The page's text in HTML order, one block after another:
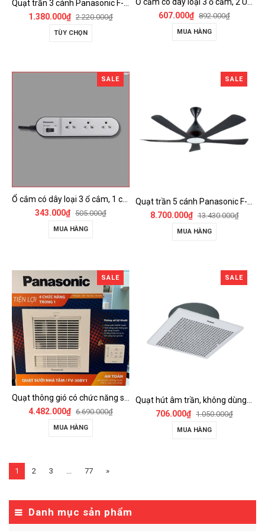
Quạt trần 3 cánh Panasonic F-60FV2
1.380.000₫ 2.220.000₫
TÙY CHỌN
607.000₫ 892.000₫
MUA HÀNG
SALE
343.000₫ 505.000₫
MUA HÀNG
SALE
Quạt trần 5 cánh Panasonic F-60DGN có đèn LED và kết nối Wireless
8.700.000₫ 13.430.000₫
MUA HÀNG
SALE
4.482.000₫ 6.690.000₫
MUA HÀNG
SALE
Quạt hút âm trần, không dùng ống dẫn Panasonic - FV-25TGU6
706.000₫ 1.050.000₫
MUA HÀNG
1 2 3 ... 77 »
Danh mục sản phẩm